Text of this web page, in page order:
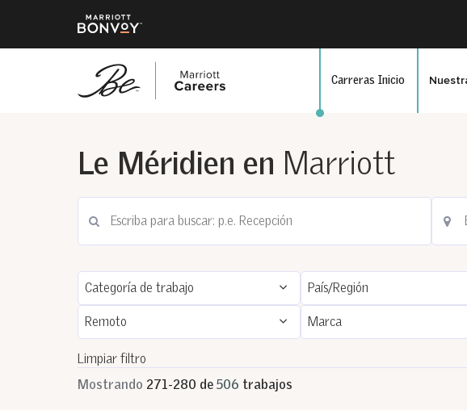
Carreras Inicio
Le Méridien en Marriott
Categoría de trabajo País/Región
Remoto Marca
Limpiar filtro
Mostrando 271-280 de 506 trabajos